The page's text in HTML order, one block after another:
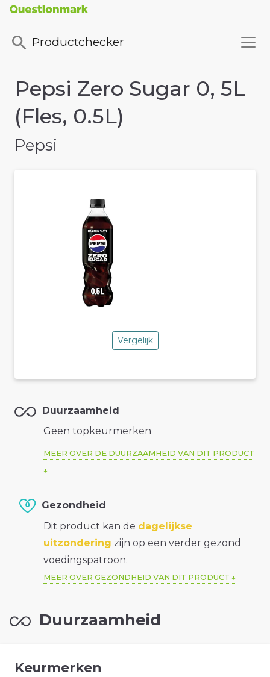
Productchecker
Pepsi Zero Sugar 0, 5L
(Fles, 0.5L)
Pepsi
Vergelijk
Duurzaamheid
Geen topkeurmerken
MEER OVER DE DUURZAAMHEID VAN DIT PRODUCT
Gezondheid
Dit product kan de dagelijkse
uitzondering zijn op een verder gezond
voedingspatroon.
MEER OVER GEZONDHEID VAN DIT PRODUCT
Duurzaamheid
Keurmerken